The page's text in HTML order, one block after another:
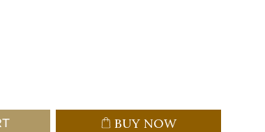
BUY NOW